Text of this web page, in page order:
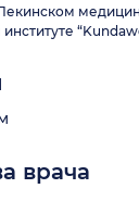
Пекинском
врача